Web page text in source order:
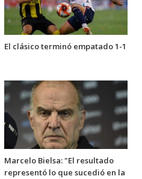
El clásico terminó empatado 1-1
Marcelo Bielsa: "El resultado
representó lo que sucedió en la